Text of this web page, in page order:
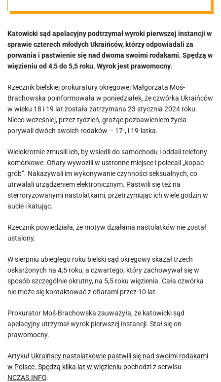
rodakami w
Polsce. Spędzą
kilka lat w
więzieniu
Katowicki sąd apelacyjny podtrzymał wyroki pierwszej instancji w
sprawie czterech młodych Ukraińców, którzy odpowiadali za
porwania i pastwienie się nad dwoma swoimi rodakami. Spędzą w
więzieniu od 4,5 do 5,5 roku. Wyrok jest prawomocny.
Rzecznik bielskiej prokuratury okręgowej Małgorzata Moś-
Brachowska poinformowała w poniedziałek, że czwórka Ukraińców
w wieku 18 i 19 lat została zatrzymana 23 stycznia 2024 roku.
Nieco wcześniej, przez tydzień, grożąc pozbawieniem życia
porywali dwóch swoich rodaków – 17-, i 19-latka.
Wielokrotnie zmusili ich, by wsiedli do samochodu i oddali telefony
komórkowe. Ofiary wywozili w ustronne miejsce i polecali „kopać
grób”. Nakazywali im wykonywanie czynności seksualnych, co
utrwalali urządzeniem elektronicznym. Pastwili się też na
sterroryzowanymi nastolatkami, przetrzymując ich wiele godzin w
aucie i katując.
Rzecznik powiedziała, że motyw działania nastolatków nie został
ustalony.
W sierpniu ubiegłego roku bielski sąd okręgowy skazał trzech
oskarżonych na 4,5 roku, a czwartego, który zachowywał się w
sposób szczególnie okrutny, na 5,5 roku więzienia. Cała czwórka
nie może się kontaktować z ofiarami przez 10 lat.
Prokurator Moś-Brachowska zauważyła, że katowicki sąd
apelacyjny utrzymał wyrok pierwszej instancji. Stał się on
prawomocny.
Artykuł Ukraińscy nastolatkowie pastwili się nad swoimi rodakami
w Polsce. Spędzą kilka lat w więzieniu pochodzi z serwisu
NCZAS.INFO.